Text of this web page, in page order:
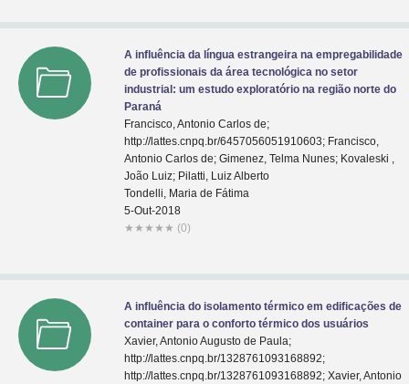
A influência da língua estrangeira na empregabilidade
de profissionais da área tecnológica no setor
industrial: um estudo exploratório na região norte do
Paraná
Francisco, Antonio Carlos de;
http://lattes.cnpq.br/6457056051910603; Francisco,
Antonio Carlos de; Gimenez, Telma Nunes; Kovaleski ,
João Luiz; Pilatti, Luiz Alberto
Tondelli, Maria de Fátima
5-Out-2018
★ ★ ★ ★ ★ (0)
A influência do isolamento térmico em edificações de
container para o conforto térmico dos usuários
Xavier, Antonio Augusto de Paula;
http://lattes.cnpq.br/1328761093168892;
http://lattes.cnpq.br/1328761093168892; Xavier, Antonio